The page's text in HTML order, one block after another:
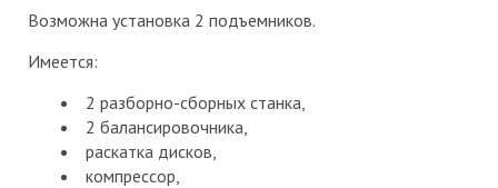
Возможна установка 2 подъемников.
Имеется:
2 разборно-сборных станка,
2 балансировочника,
раскатка дисков,
компрессор,